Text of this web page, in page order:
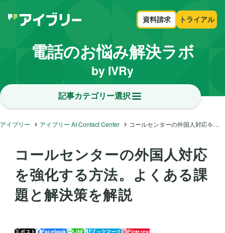
資料請求 トライアル
電話のお悩み解決ラボ
by IVRy
記事カテゴリー選択
アイブリー アイブリー AI Contact Center コールセンターの外国人対応を強化する方法。よくある課題と解決策を解説
コールセンターの外国人対応
を強化する方法。よくある課
題と解決策を解説
ポスト Facebook LINE ブックマーク Pinterest